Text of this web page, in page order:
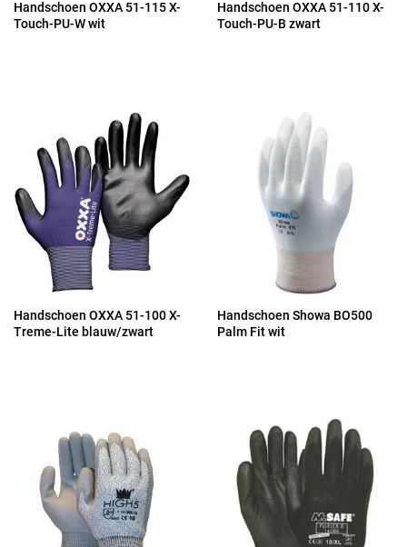
Handschoen OXXA 51-115 X-
Touch-PU-W wit
Handschoen OXXA 51-110 X-
Touch-PU-B zwart
Handschoen OXXA 51-100 X-
Treme-Lite blauw/zwart
Handschoen Showa BO500
Palm Fit wit